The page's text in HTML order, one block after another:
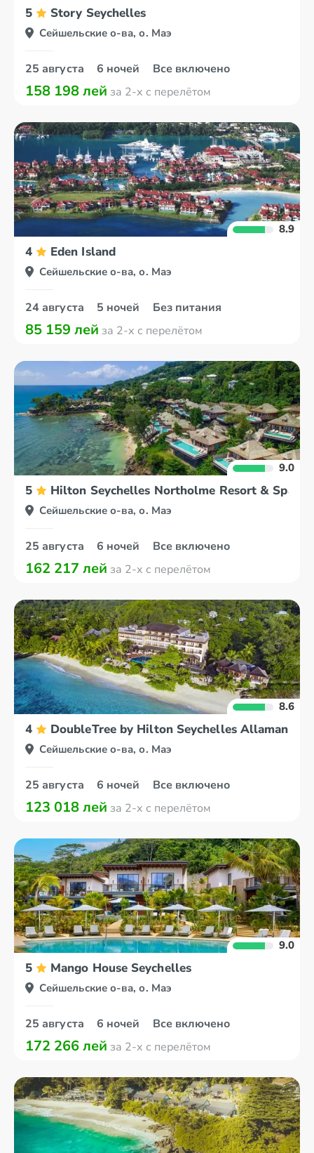
5 Story Seychelles
Сейшельские о-ва, о. Маэ
25 августа 6 ночей Все включено
158 198 лей за 2-х с перелётом
8.9
4 Eden Island
Сейшельские о-ва, о. Маэ
24 августа 5 ночей Без питания
85 159 лей за 2-х с перелётом
9.0
5 Hilton Seychelles Northolme Resort & Spa
Сейшельские о-ва, о. Маэ
25 августа 6 ночей Все включено
162 217 лей за 2-х с перелётом
8.6
4 DoubleTree by Hilton Seychelles Allamanda
Сейшельские о-ва, о. Маэ
25 августа 6 ночей Все включено
123 018 лей за 2-х с перелётом
9.0
5 Mango House Seychelles
Сейшельские о-ва, о. Маэ
25 августа 6 ночей Все включено
172 266 лей за 2-х с перелётом